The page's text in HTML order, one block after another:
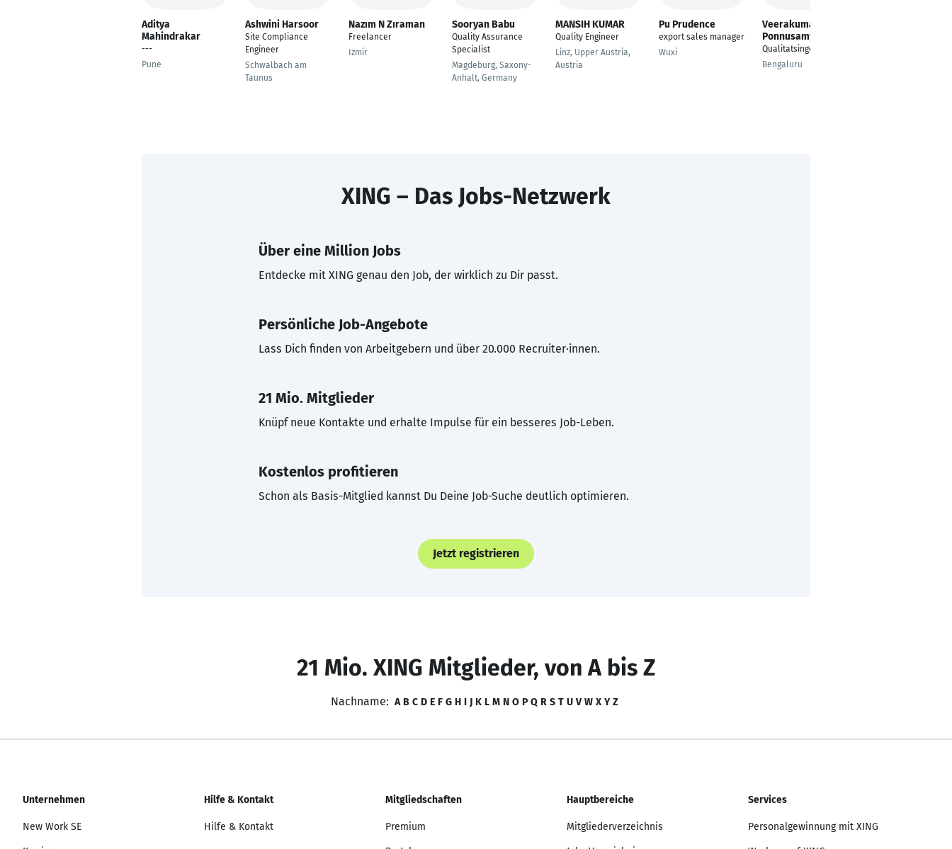
Aditya
Mahindrakar
---
Pune
Ashwini Harsoor
Site Compliance
Engineer
Schwalbach am
Taunus
Nazım N Zıraman
Freelancer
Izmir
Sooryan Babu
Quality Assurance
Specialist
Magdeburg, Saxony-
Anhalt, Germany
MANSIH KUMAR
Quality Engineer
Linz, Upper Austria,
Austria
Pu Prudence
export sales manager
Wuxi
Veerakumar
Ponnusamy
Qualitatsingeneur
Bengaluru
XING – Das Jobs-Netzwerk
Über eine Million Jobs
Entdecke mit XING genau den Job, der wirklich zu Dir passt.
Persönliche Job-Angebote
Lass Dich finden von Arbeitgebern und über 20.000 Recruiter·innen.
21 Mio. Mitglieder
Knüpf neue Kontakte und erhalte Impulse für ein besseres Job-Leben.
Kostenlos profitieren
Schon als Basis-Mitglied kannst Du Deine Job-Suche deutlich optimieren.
Jetzt registrieren
21 Mio. XING Mitglieder, von A bis Z
Nachname: A B C D E F G H I J K L M N O P Q R S T U V W X Y Z
Unternehmen
New Work SE
Hilfe & Kontakt
Hilfe & Kontakt
Mitgliedschaften
Premium
Hauptbereiche
Mitgliederverzeichnis
Services
Personalgewinnung mit XING